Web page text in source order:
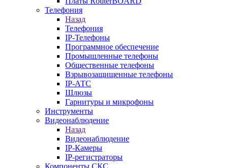
Телефония
Назад
Телефония
IP-Телефоны
Программное обеспечение
Промышленные телефоны
Общественные телефоны
Взрывозащищенные телефоны
IP-АТС
Шлюзы
Гарнитуры и микрофоны
Инструменты
Видеонаблюдение
Назад
Видеонаблюдение
IP-Камеры
IP-регистраторы
Компоненты СКС